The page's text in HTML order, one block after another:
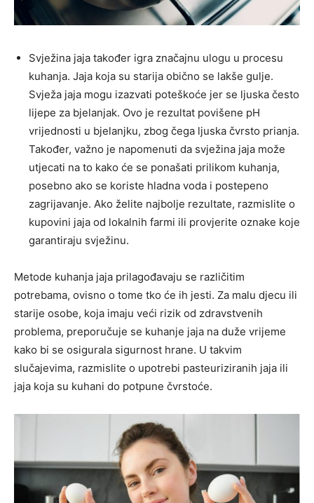
Svježina jaja također igra značajnu ulogu u procesu
kuhanja. Jaja koja su starija obično se lakše gulje.
Svježa jaja mogu izazvati poteškoće jer se ljuska često
lijepe za bjelanjak. Ovo je rezultat povišene pH
vrijednosti u bjelanjku, zbog čega ljuska čvrsto prianja.
Također, važno je napomenuti da svježina jaja može
utjecati na to kako će se ponašati prilikom kuhanja,
posebno ako se koriste hladna voda i postepeno
zagrijavanje. Ako želite najbolje rezultate, razmislite o
kupovini jaja od lokalnih farmi ili provjerite oznake koje
garantiraju svježinu.
Metode kuhanja jaja prilagođavaju se različitim
potrebama, ovisno o tome tko će ih jesti. Za malu djecu ili
starije osobe, koja imaju veći rizik od zdravstvenih
problema, preporučuje se kuhanje jaja na duže vrijeme
kako bi se osigurala sigurnost hrane. U takvim
slučajevima, razmislite o upotrebi pasteuriziranih jaja ili
jaja koja su kuhani do potpune čvrstoće.